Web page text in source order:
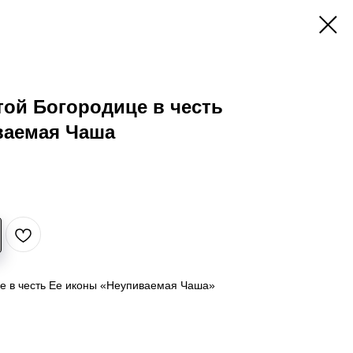
Богородице в честь
Чаша
в честь Ее иконы «Неупиваемая Чаша»